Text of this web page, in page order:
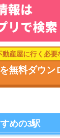
無料ダウン
めの3駅